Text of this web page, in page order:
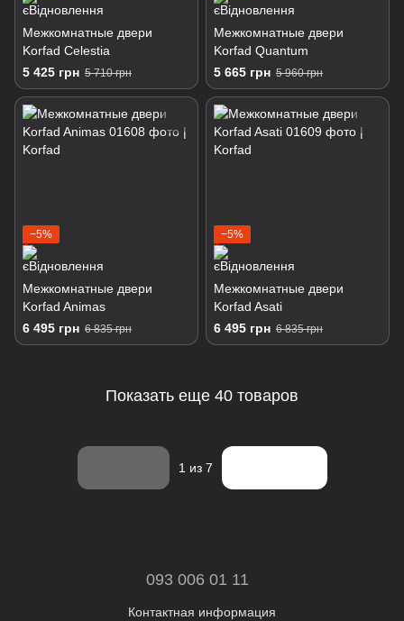
Межкомнатные двери
Korfad Celestia
5 425 грн 5 710 грн
Межкомнатные двери
Korfad Quantum
5 665 грн 5 960 грн
−5%
Межкомнатные двери
Korfad Animas
6 495 грн 6 835 грн
−5%
Межкомнатные двери
Korfad Asati
6 495 грн 6 835 грн
Показать еще 40 товаров
1 из 7
093 006 01 11
Контактная информация